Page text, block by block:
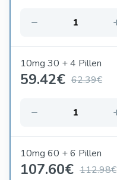
10mg 30 + 4 Pillen
59.42€ 62.39€
10mg 60 + 6 Pillen
107.60€ 112.98€